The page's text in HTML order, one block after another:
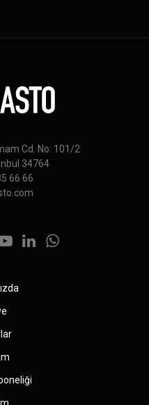
Cd. No: 101/2
34764
66 66
YouTubeLinkedInWhatsApp